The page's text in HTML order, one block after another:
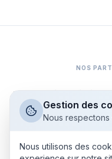
NOS
AIG
JL ASSURE
Gestion des
Nous
Nous utilisons des